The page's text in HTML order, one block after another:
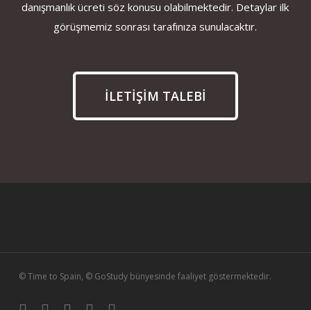
danışmanlık ücreti söz konusu olabilmektedir. Detaylar ilk
görüşmemiz sonrası tarafınıza sunulacaktır.
İLETİŞİM TALEBİ
© Time to Spain, © GoStudy bünyesinde faaliyet göstermektedir.